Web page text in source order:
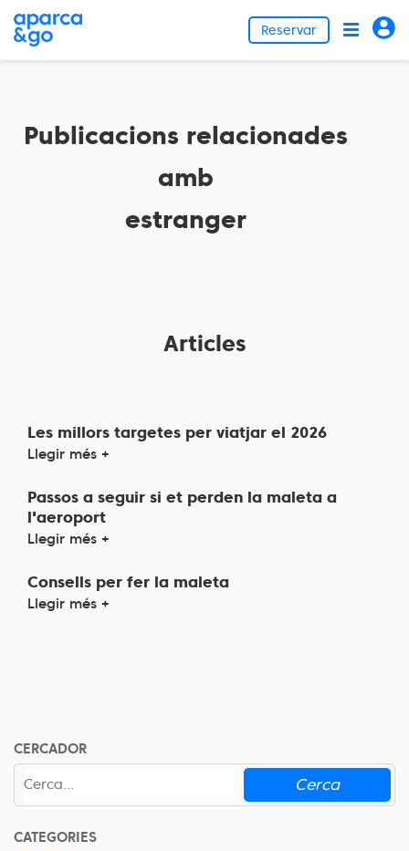
Reservar
Publicacions relacionades
amb
estranger
Articles
Les millors targetes per viatjar el 2026
Llegir més +
Passos a seguir si et perden la maleta a
l'aeroport
Llegir més +
Consells per fer la maleta
Llegir més +
CERCADOR
Cerca
CATEGORIES